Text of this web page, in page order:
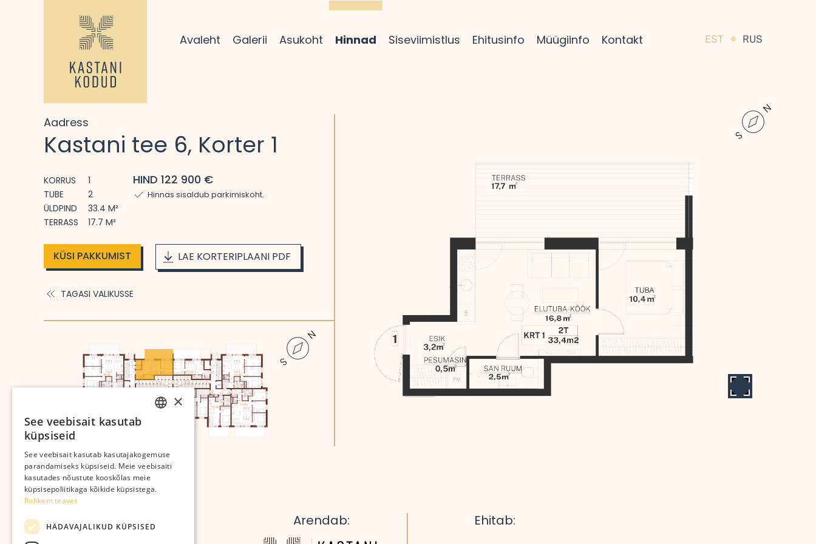
Avaleht Galerii Asukoht Hinnad Siseviimistlus Ehitusinfo Müügiinfo Kontakt EST RUS
Aadress
Kastani tee 6, Korter 1
KORRUS
1
TUBE
2
ÜLDPIND
33.4 M²
TERRASS
17.7 M²
HIND 122 900 €
Hinnas sisaldub parkimiskoht.
KÜSI PAKKUMIST LAE KORTERIPLAANI PDF
TAGASI VALIKUSSE
Arendab: Ehitab:
×
See veebisait kasutab
küpsiseid
See veebisait kasutab kasutajakogemuse
parandamiseks küpsiseid. Meie veebisaiti
kasutades nõustute kooskõlas meie
küpsisepoliitikaga kõikide küpsistega.
Rohkem teavet
HÄDAVAJALIKUD KÜPSISED